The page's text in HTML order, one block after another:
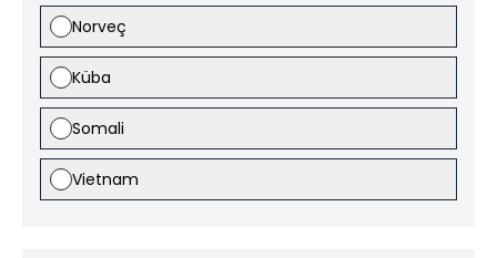
Norveç
Küba
Somali
Vietnam